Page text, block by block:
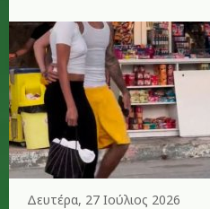
Δευτέρα, 27 Ιούλιος 2026